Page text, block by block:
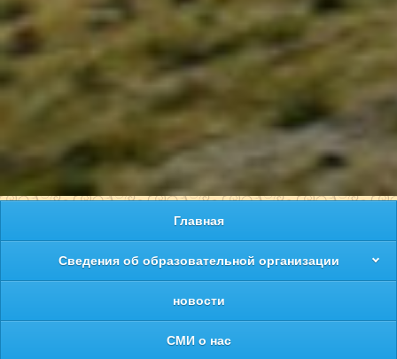
Главная
Сведения об образовательной организации
новости
СМИ о нас